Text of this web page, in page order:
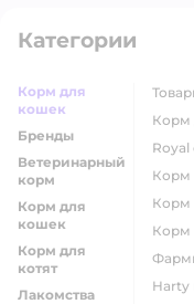
Категории
Корм для
кошек
Бренды
Ветеринарный
корм
Корм для
кошек
Корм для
котят
Лакомства